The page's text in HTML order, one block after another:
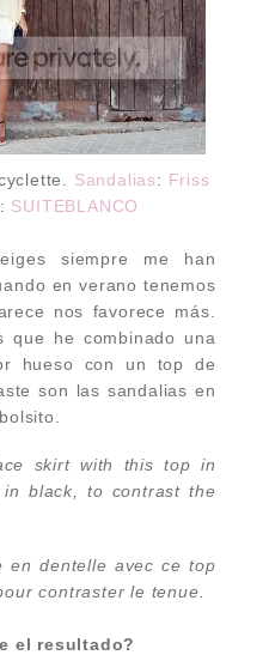
Sandalias: Friss
SUITEBLANCO
siempre me han
en verano tenemos
nos favorece más.
que he combinado una
hueso con un top de
son las sandalias en
skirt with this top in
in black to contrast the
en dentelle avec ce top
contraster le tenue.
el resultado?